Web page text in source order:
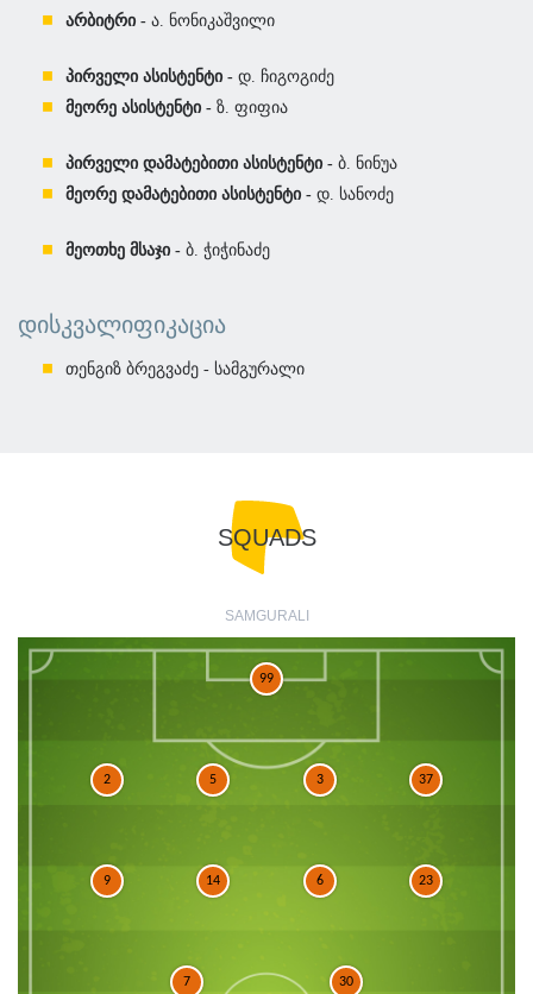
არბიტრი - ა. ნონიკაშვილი
პირველი ასისტენტი - დ. ჩიგოგიძე
მეორე ასისტენტი - ზ. ფიფია
პირველი დამატებითი ასისტენტი - ბ. ნინუა
მეორე დამატებითი ასისტენტი - დ. სანოძე
მეოთხე მსაჯი - ბ. ჭიჭინაძე
ᲓᲘᲡᲙᲕᲐᲚᲘᲤᲘᲙᲐᲪᲘᲐ
თენგიზ ბრეგვაძე - სამგურალი
SQUADS
SAMGURALI
99
2 5 3 37
9 14 6 23
7 30